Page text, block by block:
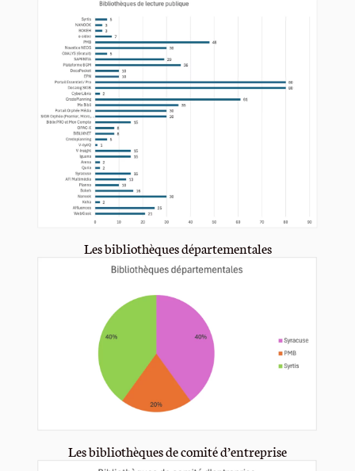
Les bibliothèques départementales
Les bibliothèques de comité d’entreprise